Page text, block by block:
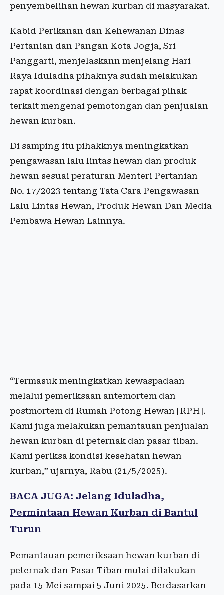
penyembelihan hewan kurban di masyarakat.
Kabid Perikanan dan Kehewanan Dinas
Pertanian dan Pangan Kota Jogja, Sri
Panggarti, menjelaskann menjelang Hari
Raya Iduladha pihaknya sudah melakukan
rapat koordinasi dengan berbagai pihak
terkait mengenai pemotongan dan penjualan
hewan kurban.
Di samping itu pihakknya meningkatkan
pengawasan lalu lintas hewan dan produk
hewan sesuai peraturan Menteri Pertanian
No. 17/2023 tentang Tata Cara Pengawasan
Lalu Lintas Hewan, Produk Hewan Dan Media
Pembawa Hewan Lainnya.
“Termasuk meningkatkan kewaspadaan
melalui pemeriksaan antemortem dan
postmortem di Rumah Potong Hewan [RPH].
Kami juga melakukan pemantauan penjualan
hewan kurban di peternak dan pasar tiban.
Kami periksa kondisi kesehatan hewan
kurban,” ujarnya, Rabu (21/5/2025).
BACA JUGA: Jelang Iduladha,
Permintaan Hewan Kurban di Bantul
Turun
Pemantauan pemeriksaan hewan kurban di
peternak dan Pasar Tiban mulai dilakukan
pada 15 Mei sampai 5 Juni 2025. Berdasarkan